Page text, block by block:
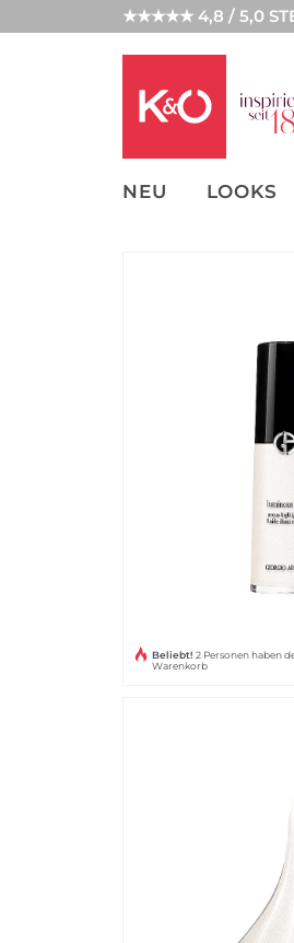
★★★★★ 4,8 / 5,0
NEU LOOKS
NEW IN
WEDDING
Beliebt! 2 Personen haben
Warenkorb